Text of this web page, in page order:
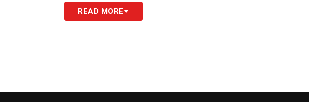
quest’anno e si sono inseriti molto bene nel gruppo.
READ MORE